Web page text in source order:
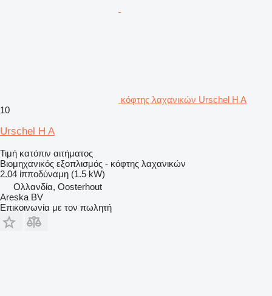
κόφτης λαχανικών Urschel H A
10
Urschel H A
Τιμή κατόπιν αιτήματος
Βιομηχανικός εξοπλισμός - κόφτης λαχανικών
2.04 ίπποδύναμη (1.5 kW)
Ολλανδία, Oosterhout
Areska BV
Επικοινωνία με τον πωλητή